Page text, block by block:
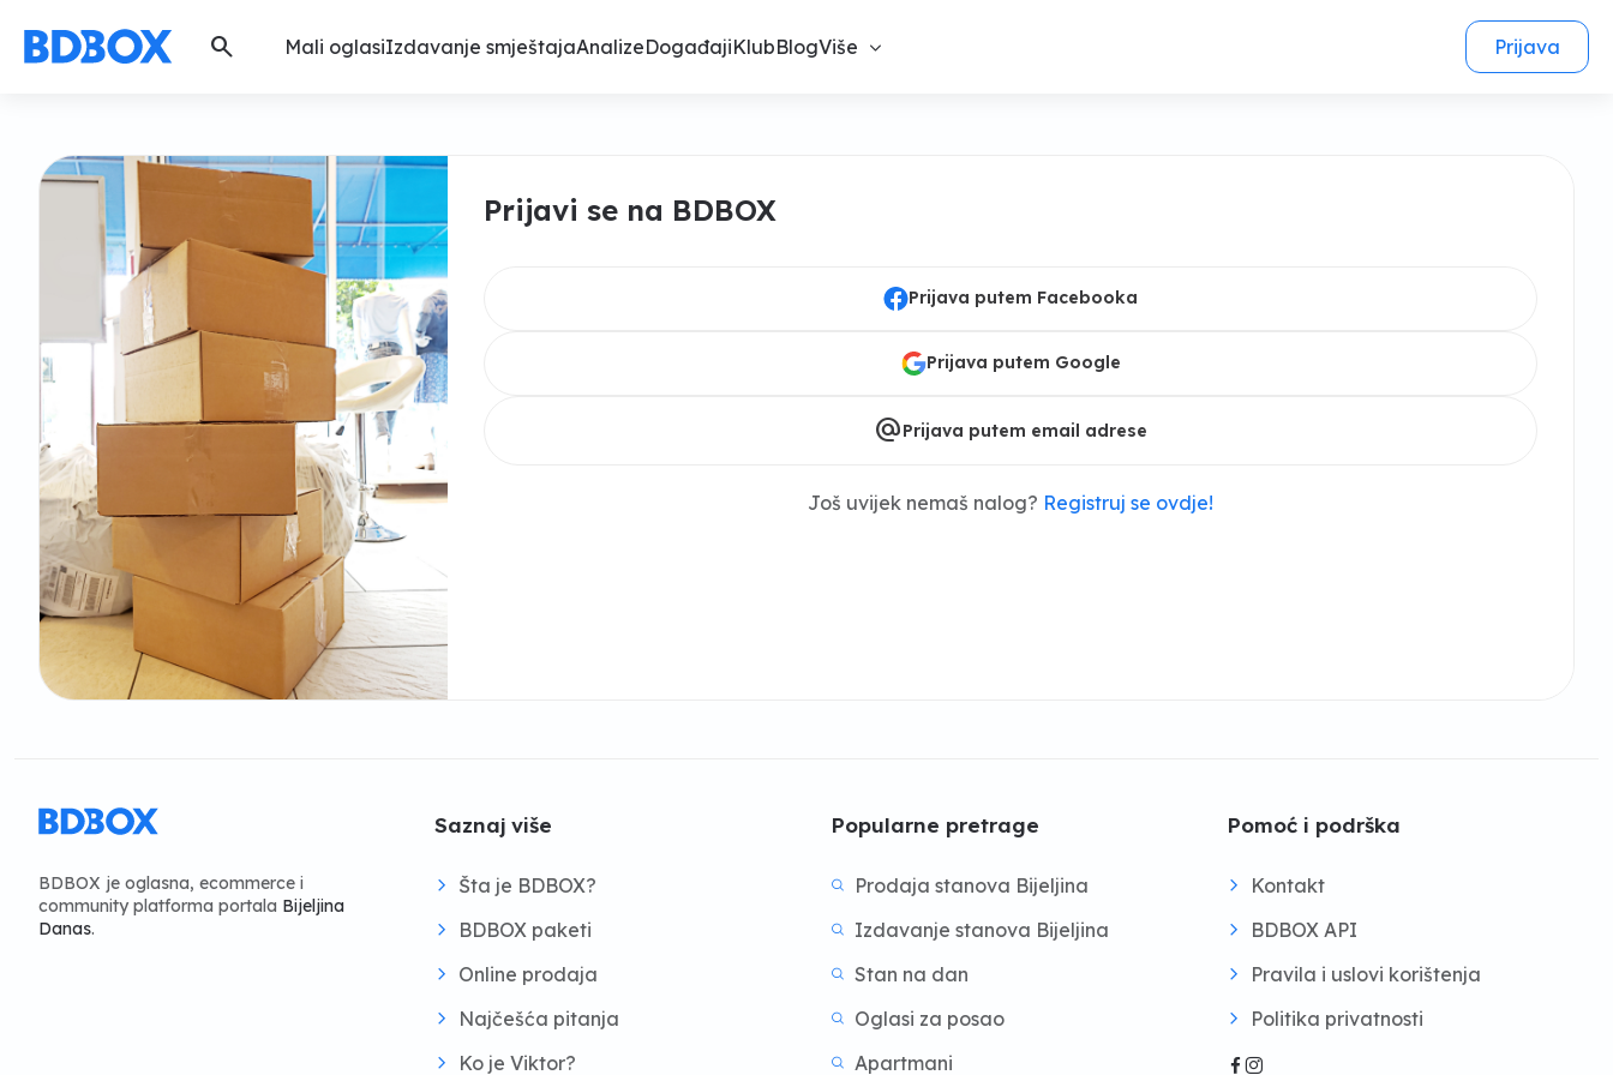
search Mali oglasiIzdavanje smještajaAnalizeDogađajiKlubBlogViše Prijava
Prijavi se na BDBOX
Prijava putem Facebooka
Prijava putem Google
alternate_emailPrijava putem email adrese
Još uvijek nemaš nalog? Registruj se ovdje!
BDBOX je oglasna, ecommerce i
community platforma portala Bijeljina
Danas.
Saznaj više
Šta je BDBOX?
BDBOX paketi
Online prodaja
Najčešća pitanja
Ko je Viktor?
Popularne pretrage
Prodaja stanova Bijeljina
Izdavanje stanova Bijeljina
Stan na dan
Oglasi za posao
Apartmani
Pomoć i podrška
Kontakt
BDBOX API
Pravila i uslovi korištenja
Politika privatnosti